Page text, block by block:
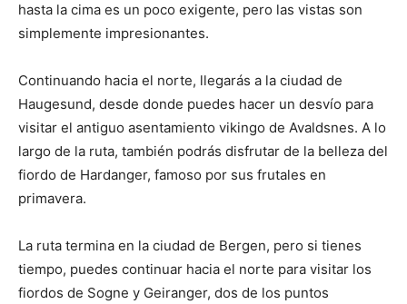
hasta la cima es un poco exigente, pero las vistas son
simplemente impresionantes.
Continuando hacia el norte, llegarás a la ciudad de
Haugesund, desde donde puedes hacer un desvío para
visitar el antiguo asentamiento vikingo de Avaldsnes. A lo
largo de la ruta, también podrás disfrutar de la belleza del
fiordo de Hardanger, famoso por sus frutales en
primavera.
La ruta termina en la ciudad de Bergen, pero si tienes
tiempo, puedes continuar hacia el norte para visitar los
fiordos de Sogne y Geiranger, dos de los puntos